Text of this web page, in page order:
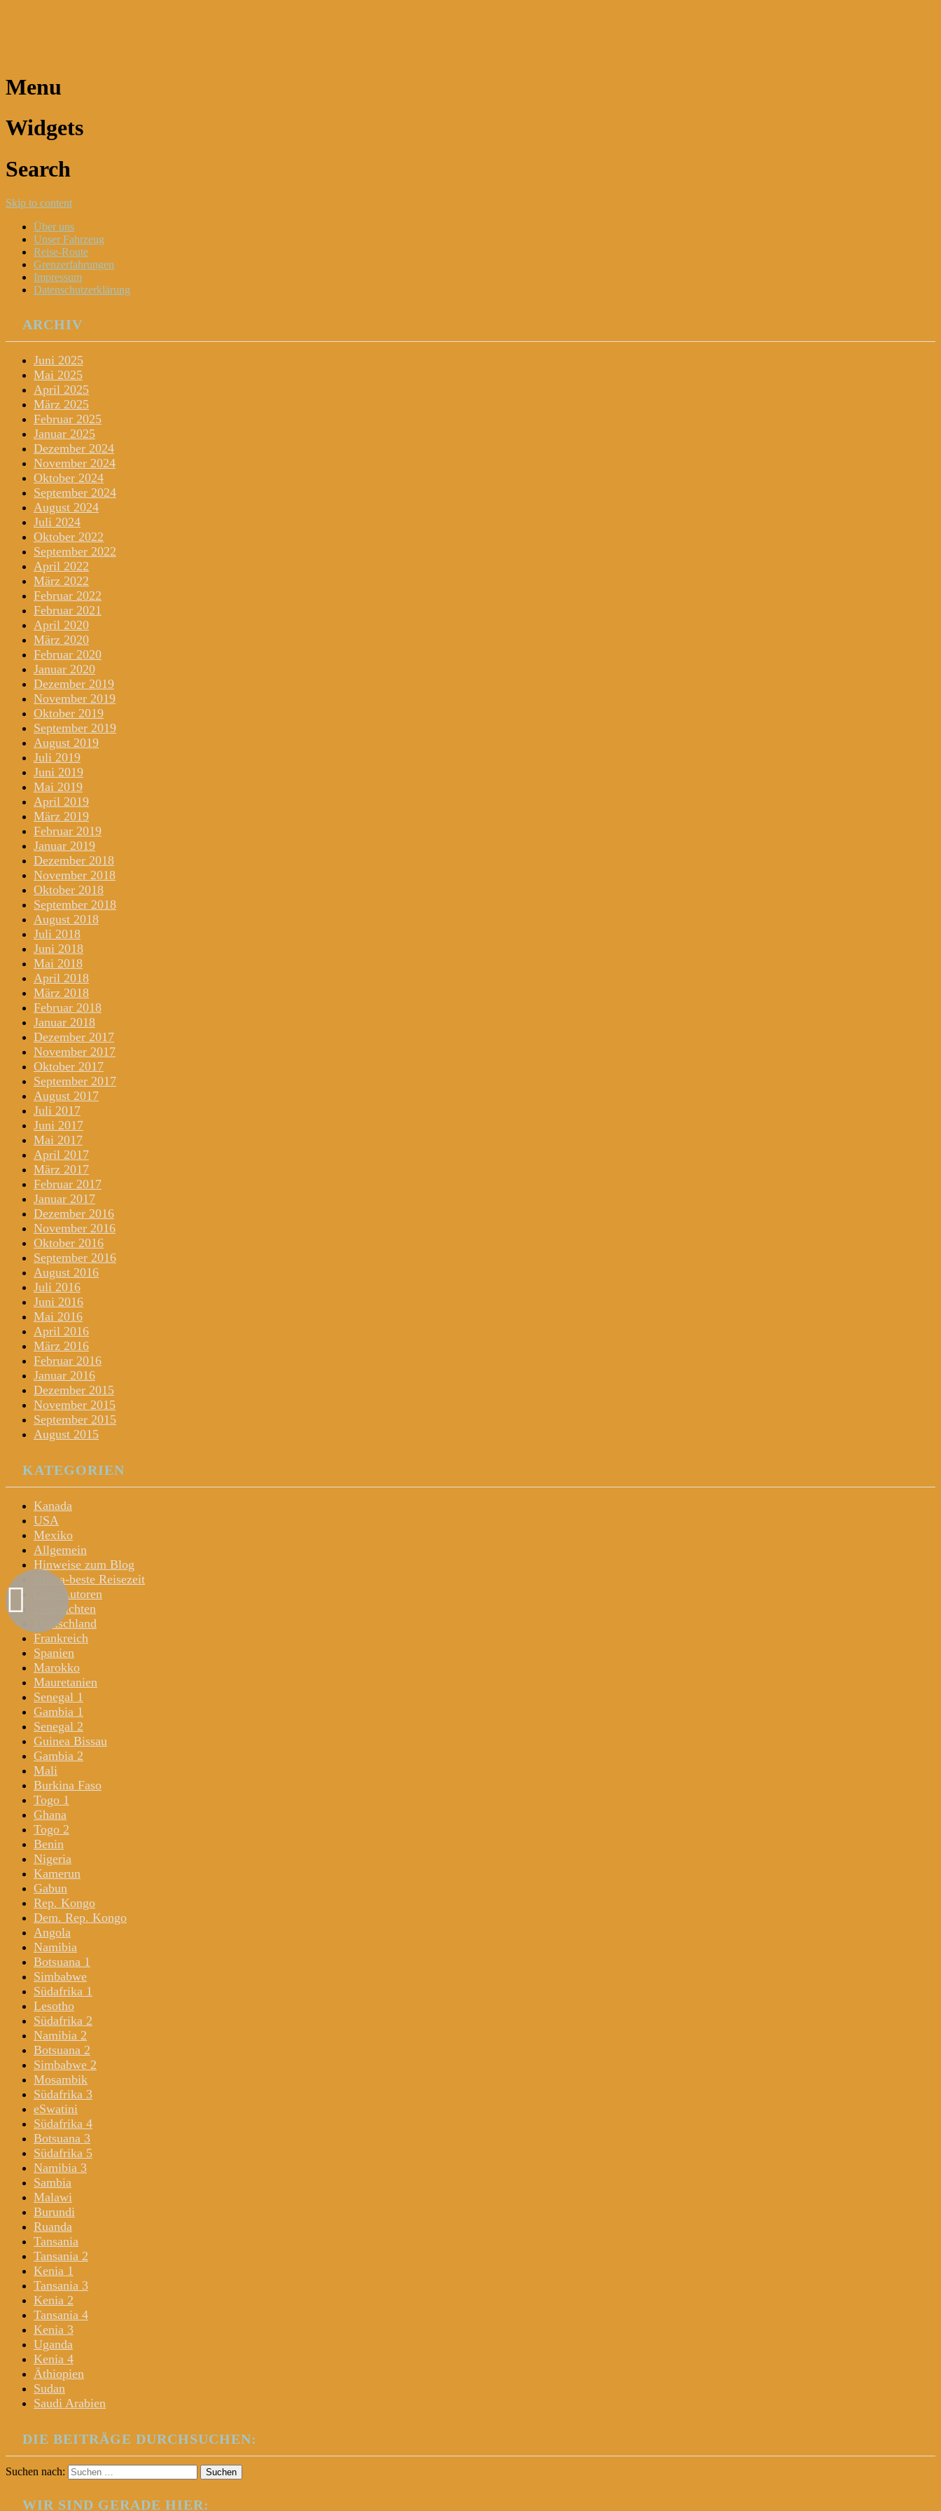
Menu
Widgets
Search
Skip to content
Über uns
Unser Fahrzeug
Reise-Route
Grenzerfahrungen
Impressum
Datenschutzerklärung
ARCHIV
Juni 2025
Mai 2025
April 2025
März 2025
Februar 2025
Januar 2025
Dezember 2024
November 2024
Oktober 2024
September 2024
August 2024
Juli 2024
Oktober 2022
September 2022
April 2022
März 2022
Februar 2022
Februar 2021
April 2020
März 2020
Februar 2020
Januar 2020
Dezember 2019
November 2019
Oktober 2019
September 2019
August 2019
Juli 2019
Juni 2019
Mai 2019
April 2019
März 2019
Februar 2019
Januar 2019
Dezember 2018
November 2018
Oktober 2018
September 2018
August 2018
Juli 2018
Juni 2018
Mai 2018
April 2018
März 2018
Februar 2018
Januar 2018
Dezember 2017
November 2017
Oktober 2017
September 2017
August 2017
Juli 2017
Juni 2017
Mai 2017
April 2017
März 2017
Februar 2017
Januar 2017
Dezember 2016
November 2016
Oktober 2016
September 2016
August 2016
Juli 2016
Juni 2016
Mai 2016
April 2016
März 2016
Februar 2016
Januar 2016
Dezember 2015
November 2015
September 2015
August 2015
KATEGORIEN
Kanada
USA
Mexiko
Allgemein
Hinweise zum Blog
Klima-beste Reisezeit
Gast-Autoren
Geschichten
Deutschland
Frankreich
Spanien
Marokko
Mauretanien
Senegal 1
Gambia 1
Senegal 2
Guinea Bissau
Gambia 2
Mali
Burkina Faso
Togo 1
Ghana
Togo 2
Benin
Nigeria
Kamerun
Gabun
Rep. Kongo
Dem. Rep. Kongo
Angola
Namibia
Botsuana 1
Simbabwe
Südafrika 1
Lesotho
Südafrika 2
Namibia 2
Botsuana 2
Simbabwe 2
Mosambik
Südafrika 3
eSwatini
Südafrika 4
Botsuana 3
Südafrika 5
Namibia 3
Sambia
Malawi
Burundi
Ruanda
Tansania
Tansania 2
Kenia 1
Tansania 3
Kenia 2
Tansania 4
Kenia 3
Uganda
Kenia 4
Äthiopien
Sudan
Saudi Arabien
DIE BEITRÄGE DURCHSUCHEN:
Suchen nach:
WIR SIND GERADE HIER: